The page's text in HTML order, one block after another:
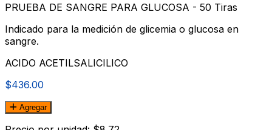
PRUEBA DE SANGRE PARA GLUCOSA - 50 Tiras
Indicado para la medición de glicemia o glucosa en
sangre.
ACIDO ACETILSALICILICO
$436.00
Agregar